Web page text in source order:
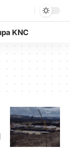
KNC